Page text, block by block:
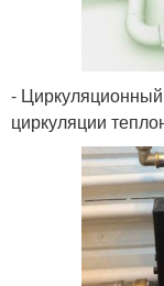
-
циркуляции